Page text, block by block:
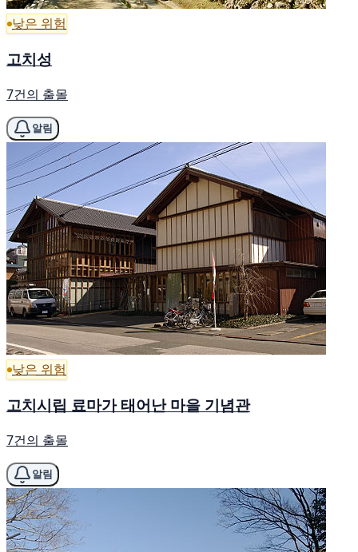
낮은 위험
고치성
7건의 출몰
알림
낮은 위험
고치시립 료마가 태어난 마을 기념관
7건의 출몰
알림